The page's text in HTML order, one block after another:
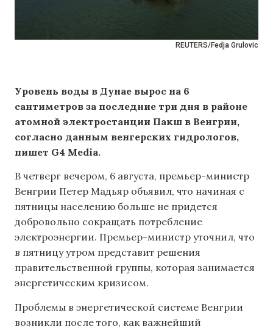
REUTERS/Fedja Grulovic
Уровень воды в Дунае вырос на 6
сантиметров за последние три дня в районе
атомной электростанции Пакш в Венгрии,
согласно данным венгерских гидрологов,
пишет G4 Media.
В четверг вечером, 6 августа, премьер-министр
Венгрии Петер Мадьяр объявил, что начиная с
пятницы населению больше не придется
добровольно сокращать потребление
электроэнергии. Премьер-министр уточнил, что
в пятницу утром представит решения
правительственной группы, которая занимается
энергетическим кризисом.
Проблемы в энергетической системе Венгрии
возникли после того, как важнейший